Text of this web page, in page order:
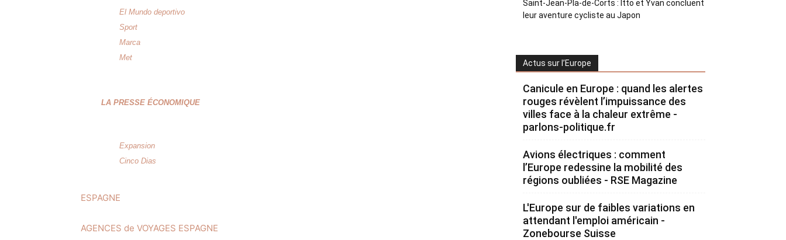
El Mundo deportivo
Sport
Marca
Met
LA PRESSE ÉCONOMIQUE
Expansion
Cinco Dias
ESPAGNE
AGENCES de VOYAGES ESPAGNE
Saint-Jean-Pla-de-Corts : Itto et Yvan concluent
leur aventure cycliste au Japon
Actus sur l’Europe
Canicule en Europe : quand les alertes
rouges révèlent l’impuissance des
villes face à la chaleur extrême -
parlons-politique.fr
Avions électriques : comment
l’Europe redessine la mobilité des
régions oubliées - RSE Magazine
L'Europe sur de faibles variations en
attendant l'emploi américain -
Zonebourse Suisse